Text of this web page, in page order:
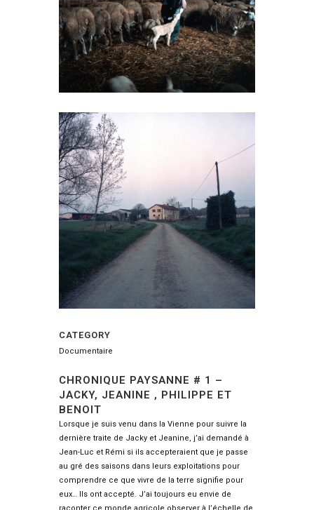
CATEGORY
Documentaire
CHRONIQUE PAYSANNE # 1 –
JACKY, JEANINE , PHILIPPE ET
BENOIT
Lorsque je suis venu dans la Vienne pour suivre la
dernière traite de Jacky et Jeanine, j’ai demandé à
Jean-Luc et Rémi si ils accepteraient que je passe
au gré des saisons dans leurs exploitations pour
comprendre ce que vivre de la terre signifie pour
eux… Ils ont accepté. J’ai toujours eu envie de